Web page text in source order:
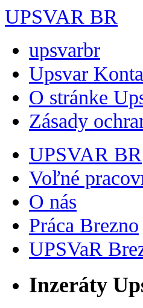
UPSVAR BR
upsvarbr
Upsvar
O stránke
Zásady
UPSVAR BR
Voľné
O nás
Práca Brezno
UPSVaR
Inzeráty